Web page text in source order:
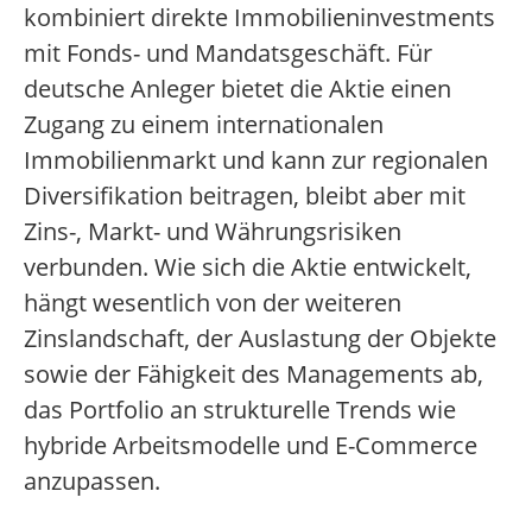
kombiniert direkte Immobilieninvestments
mit Fonds- und Mandatsgeschäft. Für
deutsche Anleger bietet die Aktie einen
Zugang zu einem internationalen
Immobilienmarkt und kann zur regionalen
Diversifikation beitragen, bleibt aber mit
Zins-, Markt- und Währungsrisiken
verbunden. Wie sich die Aktie entwickelt,
hängt wesentlich von der weiteren
Zinslandschaft, der Auslastung der Objekte
sowie der Fähigkeit des Managements ab,
das Portfolio an strukturelle Trends wie
hybride Arbeitsmodelle und E-Commerce
anzupassen.